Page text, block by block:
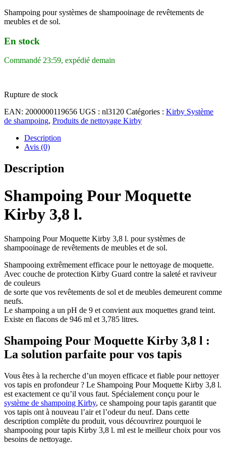
Shampoing pour systèmes de shampooinage de revêtements de
meubles et de sol.
En stock
Commandé 23:59, expédié demain
Rupture de stock
EAN: 2000000119656 UGS : nl3120 Catégories : Kirby Système
de shampoing, Produits de nettoyage Kirby
Description
Avis (0)
Description
Shampoing Pour Moquette
Kirby 3,8 l.
Shampoing Pour Moquette Kirby 3,8 l. pour systèmes de
shampooinage de revêtements de meubles et de sol.
Shampooing extrêmement efficace pour le nettoyage de moquette.
Avec couche de protection Kirby Guard contre la saleté et raviveur
de couleurs
de sorte que vos revêtements de sol et de meubles demeurent comme
neufs.
Le shampoing a un pH de 9 et convient aux moquettes grand teint.
Existe en flacons de 946 ml et 3,785 litres.
Shampoing Pour Moquette Kirby 3,8 l :
La solution parfaite pour vos tapis
Vous êtes à la recherche d’un moyen efficace et fiable pour nettoyer
vos tapis en profondeur ? Le Shampoing Pour Moquette Kirby 3,8 l.
est exactement ce qu’il vous faut. Spécialement conçu pour le
système de shampoing Kirby, ce shampoing pour tapis garantit que
vos tapis ont à nouveau l’air et l’odeur du neuf. Dans cette
description complète du produit, vous découvrirez pourquoi le
shampooing pour tapis Kirby 3,8 l. ml est le meilleur choix pour vos
besoins de nettoyage.